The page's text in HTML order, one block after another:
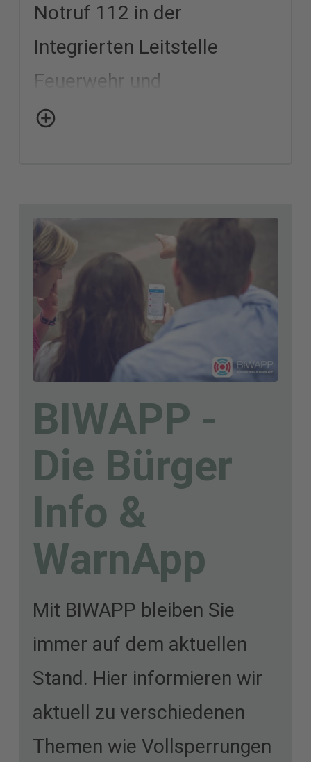
Notruf 112 in der
Integrierten Leitstelle
Feuerwehr und
Rettungsdienst an. Die
weitergeleitet. Gleiches gilt
für Hilfeersuchen für
Feuerwehr, Rettungsdienst,
Katastrophenschutz und die
übergemeindliche
Gefahrenabwehr.
Zudem werden über die
Integrierte Leitstelle alle
erforderlichen Einsatzkräfte
der Feuerwehren, des
Rettungsdienstes
(Notfallrettung und
qualifizierter
Krankentransport), des
Katastrophenschutzes
alarmiert und von hier aus
BIWAPP -
Die Bürger
Info &
WarnApp
Mit BIWAPP bleiben Sie
immer auf dem aktuellen
Stand. Hier informieren wir
aktuell zu verschiedenen
Themen wie Vollsperrungen